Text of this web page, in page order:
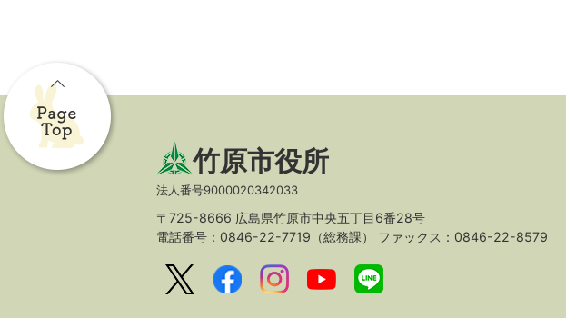
竹原市役所
法人番号9000020342033
〒725-8666 広島県竹原市中央五丁目6番28号
電話番号：0846-22-7719（総務課） ファックス：0846-22-8579